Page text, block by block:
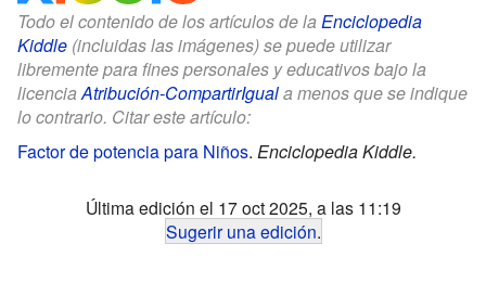
Todo el contenido de los artículos de la Enciclopedia
Kiddle (incluidas las imágenes) se puede utilizar
libremente para fines personales y educativos bajo la
licenciaAtribución-CompartirIguala menos que se indique
lo contrario. Citar este artículo:
Factor de potencia para Niños. Enciclopedia Kiddle.
Última edición el 17 oct 2025, a las 11:19
Sugerir una edición.